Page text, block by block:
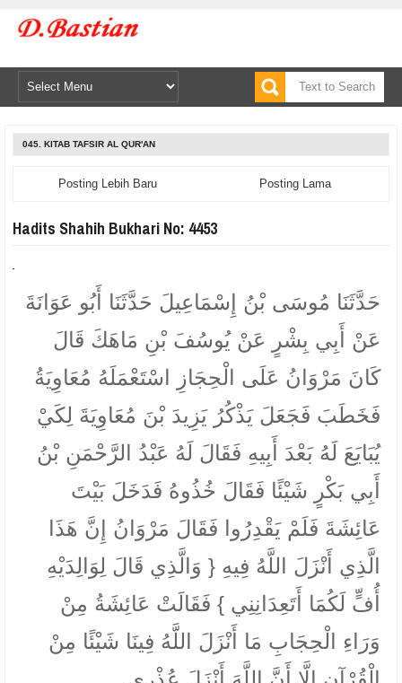
045. KITAB TAFSIR AL QUR'AN
Posting Lebih Baru Posting Lama
Hadits Shahih Bukhari No: 4453
حَدَّثَنَا مُوسَى بْنُ إِسْمَاعِيلَ حَدَّثَنَا أَبُو عَوَانَةَ
عَنْ أَبِي بِشْرٍ عَنْ يُوسُفَ بْنِ مَاهَكَ قَالَ
كَانَ مَرْوَانُ عَلَى الْحِجَازِ اسْتَعْمَلَهُ مُعَاوِيَةُ
فَخَطَبَ فَجَعَلَ يَذْكُرُ يَزِيدَ بْنَ مُعَاوِيَةَ لِكَيْ
يُبَايَعَ لَهُ بَعْدَ أَبِيهِ فَقَالَ لَهُ عَبْدُ الرَّحْمَنِ بْنُ
أَبِي بَكْرٍ شَيْئًا فَقَالَ خُذُوهُ فَدَخَلَ بَيْتَ
عَائِشَةَ فَلَمْ يَقْدِرُوا فَقَالَ مَرْوَانُ إِنَّ هَذَا
الَّذِي أَنْزَلَ اللَّهُ فِيهِ { وَالَّذِي قَالَ لِوَالِدَيْهِ
أُفٍّ لَكُمَا أَتَعِدَانِنِي } فَقَالَتْ عَائِشَةُ مِنْ
وَرَاءِ الْحِجَابِ مَا أَنْزَلَ اللَّهُ فِينَا شَيْئًا مِنْ